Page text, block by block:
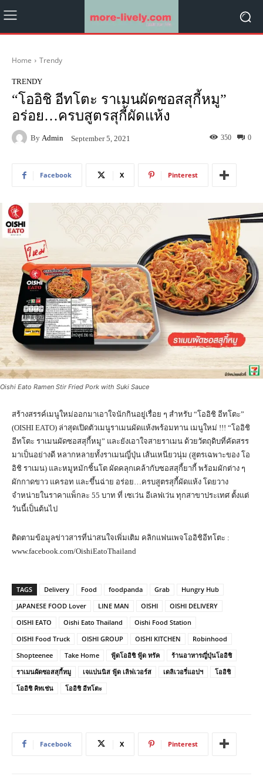
Home Trendy
TRENDY
“โออิชิ อีทโตะ ราเมนผัดซอสสุกี้หมู”
อร่อย…ครบสูตรสุกี้ผัดแห้ง
By Admin September 5, 2021 0
350
Facebook X Pinterest
Oishi Eato Ramen Stir Fried Pork with Suki Sauce
สร้างสรรค์เมนูใหม่ออกมาเอาใจนักกินอยู่เรื่อย ๆ สำหรับ “โออิชิ อีทโตะ”
(OISHI EATO) ล่าสุดเปิดตัวเมนูราเมนผัดแห้งพร้อมทาน เมนูใหม่ !!! “โออิชิ
อีทโตะ ราเมนผัดซอสสุกี้หมู” และยังเอาใจสายราเมน ด้วยวัตถุดิบที่คัดสรร
มาเป็นอย่างดี หลากหลายทั้งราเมนญี่ปุ่น เส้นเหนียวนุ่ม (สูตรเฉพาะของ โอ
อิชิ ราเมน) และหมูหมักชิ้นโต ผัดคลุกเคล้ากับซอสสุกี้ยากี้ พร้อมผักต่าง ๆ
ผักกาดขาว แครอท และขึ้นฉ่าย อร่อย…ครบสูตรสุกี้ผัดแห้ง โดยวาง
จำหน่ายในราคาแพ็กละ 55 บาท ที่ เซเว่น อีเลฟเว่น ทุกสาขาประเทศ ตั้งแต่
วันนี้เป็นต้นไป
ติดตามข้อมูลข่าวสารที่น่าสนใจเพิ่มเติม คลิกแฟนเพจโออิชิอีทโตะ :
www.facebook.com/OishiEatoThailand
TAGS Delivery Food foodpanda Grab
Hungry Hub
JAPANESE FOOD Lover
LINE MAN OISHI
OISHI DELIVERY
OISHI EATO
Oishi Eato Thailand
Oishi Food Station
OISHI Food Truck
OISHI GROUP OISHI KITCHEN
Robinhood
Shopteenee
Take Home ฟู้ดโออิชิ ฟู้ด ทรัค
ร้านอาหารญี่ปุ่นโออิชิ
ราเมนผัดซอสสุกี้หมู
เจแปนนิส ฟู้ด เลิฟเวอร์ส เดลิเวอรี่แอปฯ
โออิชิ
โออิชิ คิทเช่น
โออิชิ อีทโตะ
Facebook X Pinterest